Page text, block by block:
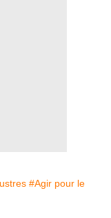
#Agir pour le